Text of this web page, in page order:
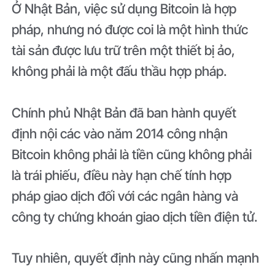
Ở Nhật Bản, việc sử dụng Bitcoin là hợp
pháp, nhưng nó được coi là một hình thức
tài sản được lưu trữ trên một thiết bị ảo,
không phải là một đấu thầu hợp pháp.
Chính phủ Nhật Bản đã ban hành quyết
định nội các vào năm 2014 công nhận
Bitcoin không phải là tiền cũng không phải
là trái phiếu, điều này hạn chế tính hợp
pháp giao dịch đối với các ngân hàng và
công ty chứng khoán giao dịch tiền điện tử.
Tuy nhiên, quyết định này cũng nhấn mạnh